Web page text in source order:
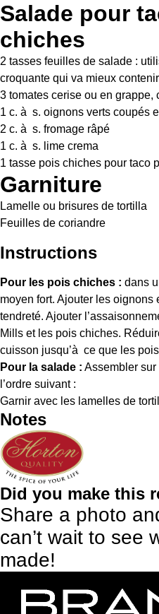
Salade pour
chiches
2 tasses feuilles de salade :
croquante qui va mieux
3 tomates cerise ou en grappe,
1 c. à s. oignons verts coupés
2 c. à s. fromage râpé
1 c. à s. lime crema
1 tasse pois chiches pour taco
Garniture
Lamelle ou brisures de tortilla
Feuilles de coriandre
Instructions
Pour les pois chiches : dans
moyen fort. Ajouter les oignons
tendreté. Ajouter
Mills et les pois chiches.
cuisson jusqu’à ce que les
Pour la salade : Assembler
l’ordre suivant :
Garnir avec les lamelles de
Notes
Did you make this
Share a photo
can’t wait to see
made!